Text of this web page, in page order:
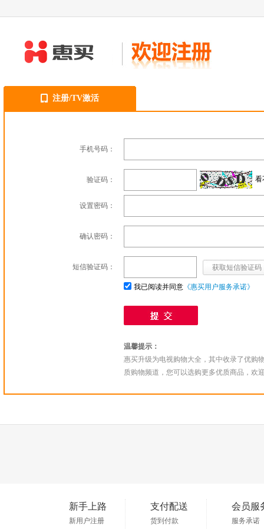
注册/TV激活
手机号码：
验证码： 看
设置密码：
确认密码：
短信验证码：
我已阅读并同意 《惠买用户服务承诺》
温馨提示：
惠买升级为电视购物大全，其中收录了优购
质购物频道，您可以选购更多优质商品，欢
新手上路
新用户注册
支付配送
货到付款
会员服
服务承诺